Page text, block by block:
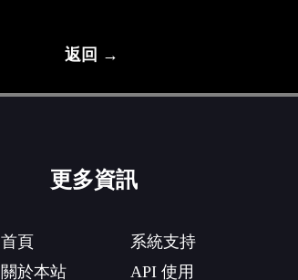
返回 →
更多資訊
首頁
關於本站
系統支持
API 使用